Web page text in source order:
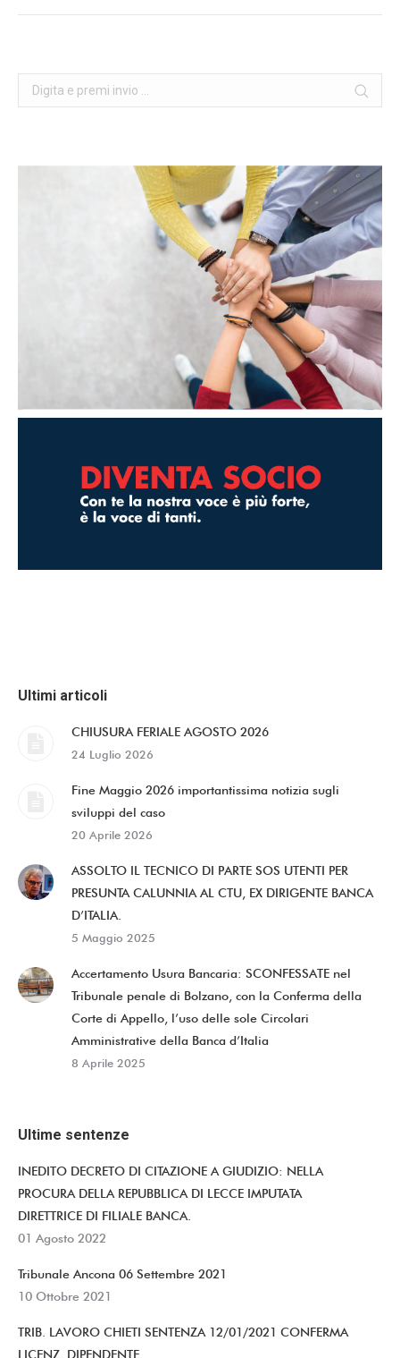
Cerca
Ultimi articoli
CHIUSURA FERIALE AGOSTO 2026
24 Luglio 2026
Fine Maggio 2026 importantissima notizia sugli
sviluppi del caso
20 Aprile 2026
ASSOLTO IL TECNICO DI PARTE SOS UTENTI PER
PRESUNTA CALUNNIA AL CTU, EX DIRIGENTE BANCA
D’ITALIA.
5 Maggio 2025
Accertamento Usura Bancaria: SCONFESSATE nel
Tribunale penale di Bolzano, con la Conferma della
Corte di Appello, l’uso delle sole Circolari
Amministrative della Banca d’Italia
8 Aprile 2025
Ultime sentenze
INEDITO DECRETO DI CITAZIONE A GIUDIZIO: NELLA
PROCURA DELLA REPUBBLICA DI LECCE IMPUTATA
DIRETTRICE DI FILIALE BANCA.
01 Agosto 2022
Tribunale Ancona 06 Settembre 2021
10 Ottobre 2021
TRIB. LAVORO CHIETI SENTENZA 12/01/2021 CONFERMA
LICENZ. DIPENDENTE